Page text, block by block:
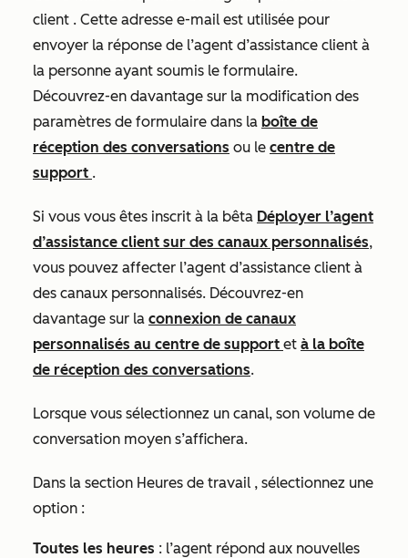
client . Cette adresse e-mail est utilisée pour
envoyer la réponse de l’agent d’assistance client à
la personne ayant soumis le formulaire.
Découvrez-en davantage sur la modification des
paramètres de formulaire dans la boîte de
réception des conversations ou le centre de
support .
Si vous vous êtes inscrit à la bêta Déployer l’agent
d’assistance client sur des canaux personnalisés,
vous pouvez affecter l’agent d’assistance client à
des canaux personnalisés. Découvrez-en
davantage sur la connexion de canaux
personnalisés au centre de support et à la boîte
de réception des conversations.
Lorsque vous sélectionnez un canal, son volume de
conversation moyen s’affichera.
Dans la section Heures de travail , sélectionnez une
option :
Toutes les heures : l’agent répond aux nouvelles